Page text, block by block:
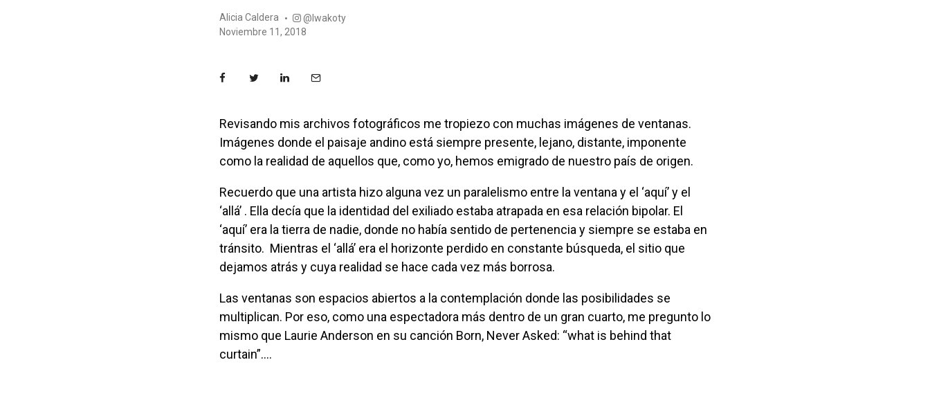
Alicia Caldera
@iwakoty
noviembre 11, 2018
Revisando mis archivos fotográficos me tropiezo con muchas imágenes de ventanas.
Imágenes donde el paisaje andino está siempre presente, lejano, distante, imponente
como la realidad de aquellos que, como yo, hemos emigrado de nuestro país de origen.
Recuerdo que una artista hizo alguna vez un paralelismo entre la ventana y el ‘aquí’ y el
‘allá’ . Ella decía que la identidad del exiliado estaba atrapada en esa relación bipolar. El
‘aquí’ era la tierra de nadie, donde no había sentido de pertenencia y siempre se estaba en
tránsito. Mientras el ‘allá’ era el horizonte perdido en constante búsqueda, el sitio que
dejamos atrás y cuya realidad se hace cada vez más borrosa.
Las ventanas son espacios abiertos a la contemplación donde las posibilidades se
multiplican. Por eso, como una espectadora más dentro de un gran cuarto, me pregunto lo
mismo que Laurie Anderson en su canción Born, Never Asked: “what is behind that
curtain”….